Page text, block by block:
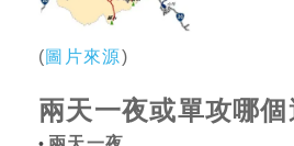
(圖片來源)
兩天一夜或單攻哪個